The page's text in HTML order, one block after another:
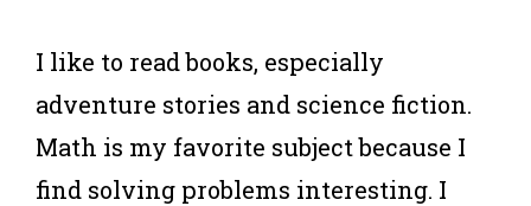
I like to read books, especially
adventure stories and science fiction.
Math is my favorite subject because I
find solving problems interesting. I